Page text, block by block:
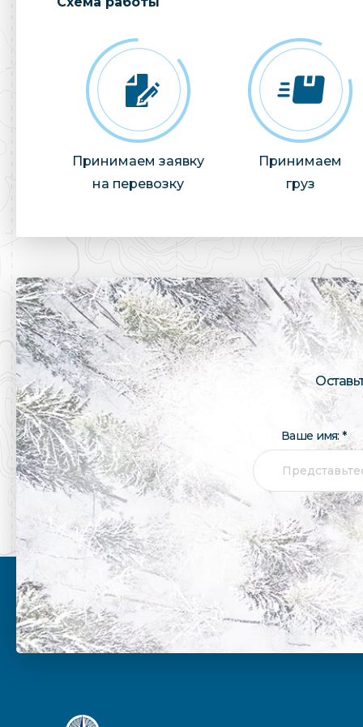
Принимаем заявку
на перевозку
Принимаем
груз
Ваше имя: *